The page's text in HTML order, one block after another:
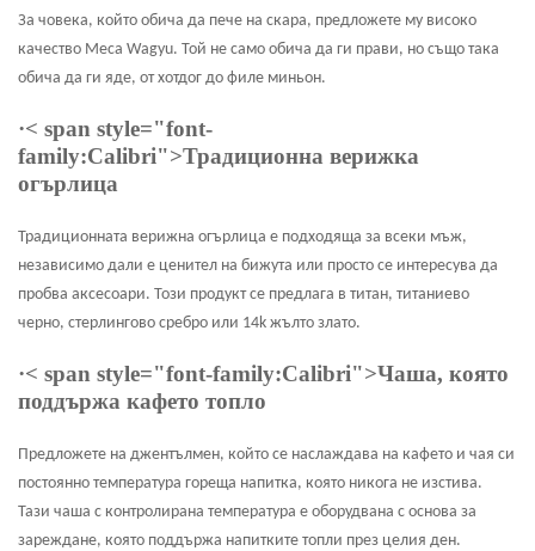
За човека, който обича да пече на скара, предложете му високо
качество Меса Wagyu. Той не само обича да ги прави, но също така
обича да ги яде, от хотдог до филе миньон.
·< span style="font-
family:Calibri">Традиционна верижка
огърлица
Традиционната верижна огърлица е подходяща за всеки мъж,
независимо дали е ценител на бижута или просто се интересува да
пробва аксесоари. Този продукт се предлага в титан, титаниево
черно, стерлингово сребро или 14k жълто злато.
·< span style="font-family:Calibri">Чаша, която
поддържа кафето топло
Предложете на джентълмен, който се наслаждава на кафето и чая си
постоянно температура гореща напитка, която никога не изстива.
Тази чаша с контролирана температура е оборудвана с основа за
зареждане, която поддържа напитките топли през целия ден.